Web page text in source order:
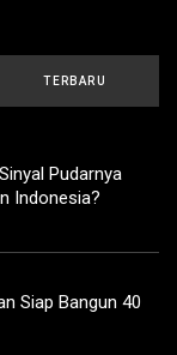
TERBARU
Pudarnya
Indonesia?
Siap Bangun 40